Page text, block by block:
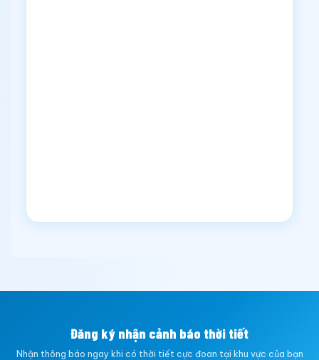
Đăng ký nhận cảnh báo thời tiết
Nhận thông báo ngay khi có thời tiết cực đoan tại khu vực của bạn